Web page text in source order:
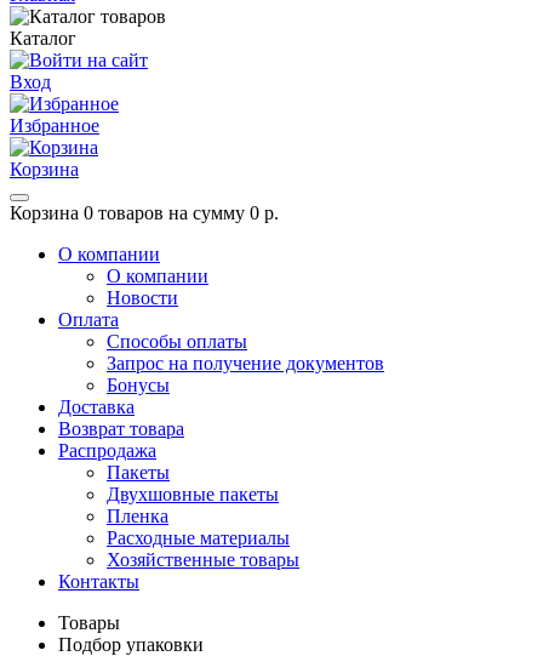
Каталог
Вход
Избранное
Корзина
Корзина 0 товаров на сумму 0 р.
О компании
О компании
Новости
Оплата
Способы оплаты
Запрос на получение документов
Бонусы
Доставка
Возврат товара
Распродажа
Пакеты
Двухшовные пакеты
Пленка
Расходные материалы
Хозяйственные товары
Контакты
Товары
Подбор упаковки